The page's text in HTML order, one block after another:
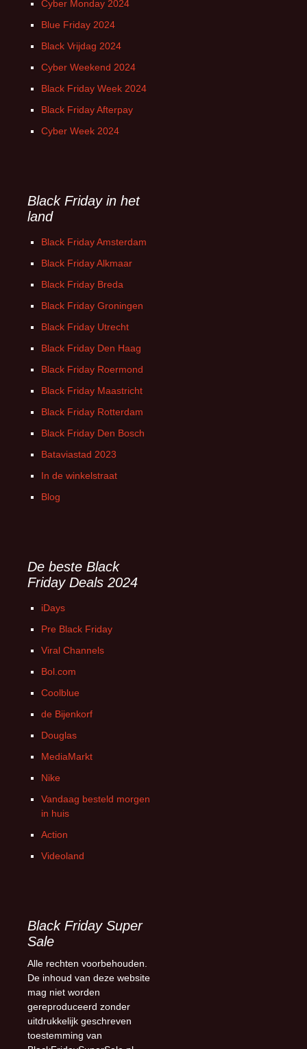
Cyber Monday 2024
Blue Friday 2024
Black Vrijdag 2024
Cyber Weekend 2024
Black Friday Week 2024
Black Friday Afterpay
Cyber Week 2024
Black Friday in het
land
Black Friday Amsterdam
Black Friday Alkmaar
Black Friday Breda
Black Friday Groningen
Black Friday Utrecht
Black Friday Den Haag
Black Friday Roermond
Black Friday Maastricht
Black Friday Rotterdam
Black Friday Den Bosch
Bataviastad 2023
In de winkelstraat
Blog
De beste Black
Friday Deals 2024
iDays
Pre Black Friday
Viral Channels
Bol.com
Coolblue
de Bijenkorf
Douglas
MediaMarkt
Nike
Vandaag besteld morgen
in huis
Action
Videoland
Black Friday Super
Sale
Alle rechten voorbehouden.
De inhoud van deze website
mag niet worden
gereproduceerd zonder
uitdrukkelijk geschreven
toestemming van